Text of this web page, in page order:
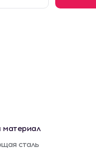
материал
сталь